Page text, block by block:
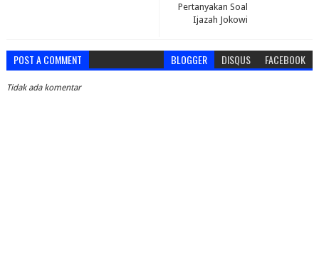
Pertanyakan Soal
Ijazah Jokowi
POST A COMMENT BLOGGER DISQUS FACEBOOK
Tidak ada komentar